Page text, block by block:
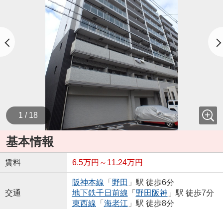
1 / 18
基本情報
賃料 6.5万円～11.24万円
交通
阪神本線 「 野田 」駅 徒歩6分
地下鉄千日前線 「 野田阪神 」駅 徒歩7分
東西線 「 海老江 」駅 徒歩8分